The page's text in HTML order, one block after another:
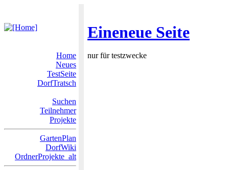
Eineneue Seite
Home
Neues
TestSeite
DorfTratsch
Suchen
Teilnehmer
Projekte
GartenPlan
DorfWiki
OrdnerProjekte_alt
nur für testzwecke